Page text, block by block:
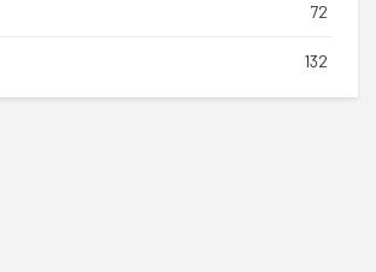
72
132